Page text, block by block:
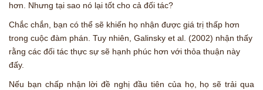
hơn. Nhưng tại sao nó lại tốt cho cả đối tác?
Chắc chắn, bạn có thể sẽ khiến họ nhận được giá trị thấp hơn
trong cuộc đàm phán. Tuy nhiên, Galinsky et al. (2002) nhận thấy
rằng các đối tác thực sự sẽ hạnh phúc hơn với thỏa thuận này
đấy.
Nếu bạn chấp nhận lời đề nghị đầu tiên của họ, họ sẽ trải qua